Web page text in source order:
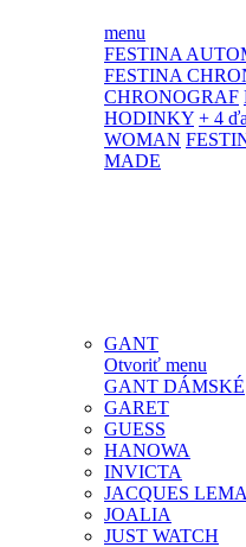
menu
FESTINA
FESTINA
CHRONOGRAF
HODINKY + 4
WOMAN
MADE
GANT
Otvoriť menu
GANT DÁMSKÉ
GARET
GUESS
HANOWA
INVICTA
JACQUES
JOALIA
JUST WATCH